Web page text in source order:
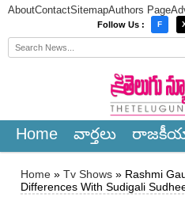
AboutContactSitemapAuthors Page
Follow Us : F
Home వార్త‌లు
Home » Tv Shows » Rashmi
Differences With Sudigali